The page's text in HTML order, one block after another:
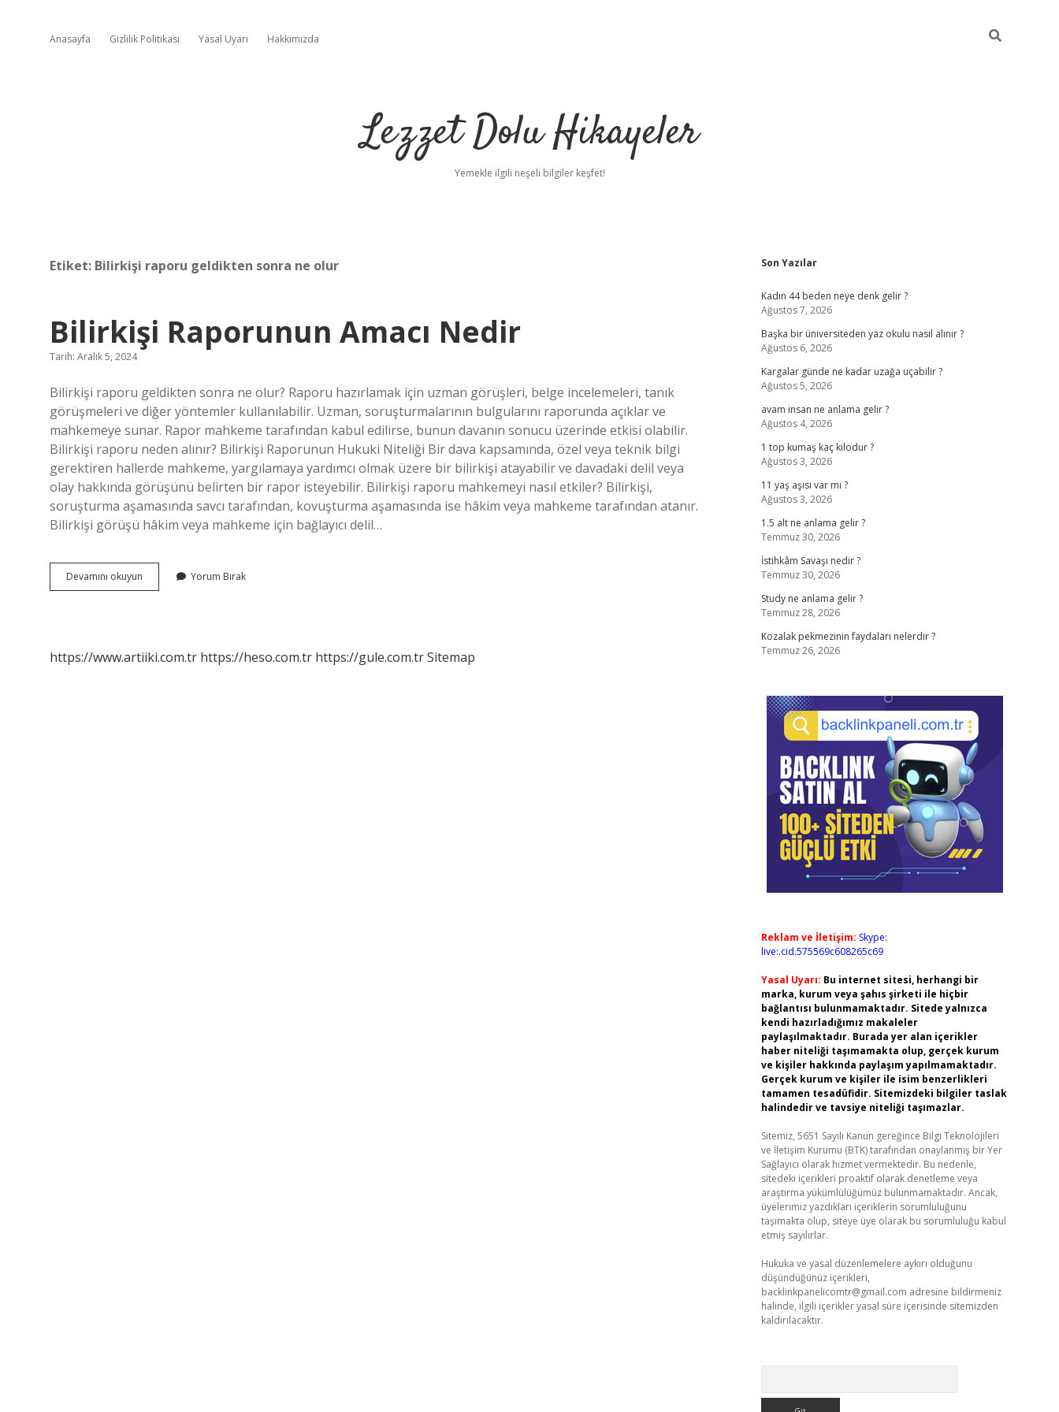
Anasayfa Gizlilik Politikası Yasal Uyarı Hakkımızda
Lezzet Dolu Hikayeler
Yemekle ilgili neşeli bilgiler keşfet!
Etiket: Bilirkişi raporu geldikten sonra ne olur
Bilirkişi Raporunun Amacı Nedir
Tarih: Aralık 5, 2024
Bilirkişi raporu geldikten sonra ne olur? Raporu hazırlamak için uzman görüşleri, belge incelemeleri, tanık
görüşmeleri ve diğer yöntemler kullanılabilir. Uzman, soruşturmalarının bulgularını raporunda açıklar ve
mahkemeye sunar. Rapor mahkeme tarafından kabul edilirse, bunun davanın sonucu üzerinde etkisi olabilir.
Bilirkişi raporu neden alınır? Bilirkişi Raporunun Hukuki Niteliği Bir dava kapsamında, özel veya teknik bilgi
gerektiren hallerde mahkeme, yargılamaya yardımcı olmak üzere bir bilirkişi atayabilir ve davadaki delil veya
olay hakkında görüşünü belirten bir rapor isteyebilir. Bilirkişi raporu mahkemeyi nasıl etkiler? Bilirkişi,
soruşturma aşamasında savcı tarafından, kovuşturma aşamasında ise hâkim veya mahkeme tarafından atanır.
Bilirkişi görüşü hâkim veya mahkeme için bağlayıcı delil…
Devamını okuyun
Raporunun
Yorum Bırak
https://www.artiiki.com.tr https://heso.com.tr https://gule.com.trSitemap
Sidebar
Son Yazılar
Kadın 44 beden neye denk gelir ?
Ağustos 7, 2026
Başka bir üniversiteden yaz okulu nasıl alınır ?
Ağustos 6, 2026
Kargalar günde ne kadar uzağa uçabilir ?
Ağustos 5, 2026
avam insan ne anlama gelir ?
Ağustos 4, 2026
1 top kumaş kaç kilodur ?
Ağustos 3, 2026
11 yaş aşısı var mı ?
Ağustos 3, 2026
1.5 alt ne anlama gelir ?
Temmuz 30, 2026
İstihkâm Savaşı nedir ?
Temmuz 30, 2026
Study ne anlama gelir ?
Temmuz 28, 2026
Kozalak pekmezinin faydaları nelerdir ?
Temmuz 26, 2026
Reklam ve İletişim: Skype:
live:.cid.575569c608265c69
Yasal Uyarı: Bu internet sitesi, herhangi bir
marka, kurum veya şahıs şirketi ile hiçbir
bağlantısı bulunmamaktadır. Sitede yalnızca
kendi hazırladığımız makaleler
paylaşılmaktadır. Burada yer alan içerikler
haber niteliği taşımamakta olup, gerçek kurum
ve kişiler hakkında paylaşım yapılmamaktadır.
Gerçek kurum ve kişiler ile isim benzerlikleri
tamamen tesadüfidir. Sitemizdeki bilgiler taslak
halindedir ve tavsiye niteliği taşımazlar.
Sitemiz, 5651 Sayılı Kanun gereğince Bilgi Teknolojileri
ve İletişim Kurumu (BTK) tarafından onaylanmış bir Yer
Sağlayıcı olarak hizmet vermektedir. Bu nedenle,
sitedeki içerikleri proaktif olarak denetleme veya
araştırma yükümlülüğümüz bulunmamaktadır. Ancak,
üyelerimiz yazdıkları içeriklerin sorumluluğunu
taşımakta olup, siteye üye olarak bu sorumluluğu kabul
etmiş sayılırlar.
Hukuka ve yasal düzenlemelere aykırı olduğunu
düşündüğünüz içerikleri,
backlinkpanelicomtr@gmail.com adresine bildirmeniz
halinde, ilgili içerikler yasal süre içerisinde sitemizden
kaldırılacaktır.